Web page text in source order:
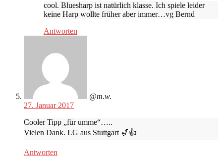
cool. Bluesharp ist natürlich klasse. Ich spiele leider
keine Harp wollte früher aber immer…vg Bernd
Antworten
@m.w.
27. Januar 2017
Cooler Tipp „für umme“…..
Vielen Dank. LG aus Stuttgart 🎷👍
Antworten